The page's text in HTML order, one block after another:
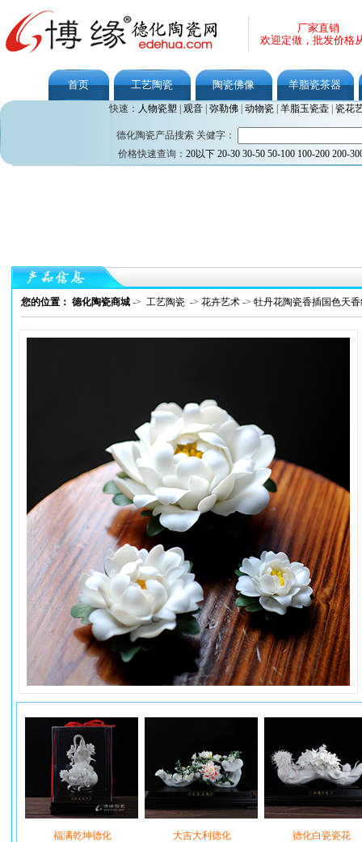
厂家直销
欢迎定做，批发价格
首页 工艺陶瓷 陶瓷佛像 羊脂瓷茶器
快速： 人物瓷塑 观音| 弥勒佛| 动物瓷| 羊脂玉瓷壶| 瓷花
德化陶瓷产品搜索 关健字：
价格快速查询： 20以下 20-30 30-50 50-100 100-200 200-
您的位置： 德化陶瓷商城 -> 工艺陶瓷 -> 花卉艺术 -> 牡丹花陶瓷香插国色天
福满乾坤德化
大吉大利德化
德化白瓷瓷花